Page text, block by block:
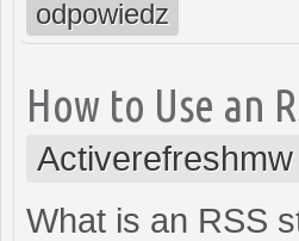
odpowiedz
How to Use an
What is an RSS